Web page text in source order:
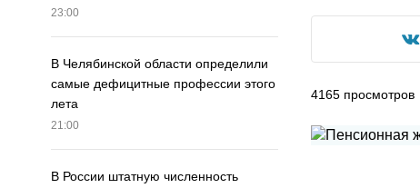
23:00
В Челябинской области определили
самые дефицитные профессии этого
лета
21:00
В России штатную численность
4165 просмотров